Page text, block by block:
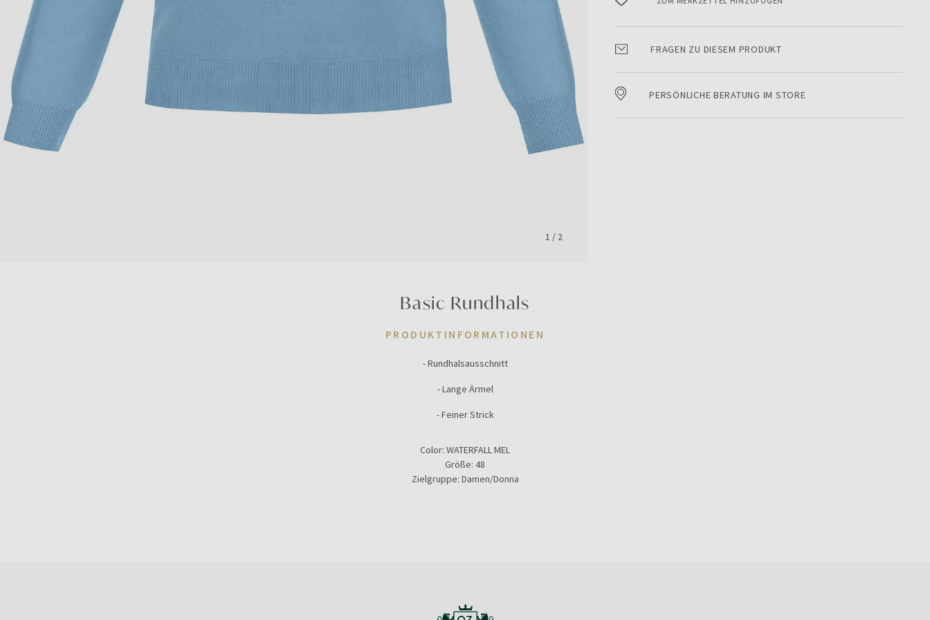
1 / 2
FRAGEN ZU DIESEM PRODUKT
PERSÖNLICHE BERATUNG IM STORE
Basic Rundhals
PRODUKTINFORMATIONEN
- Rundhalsausschnitt
- Lange Ärmel
- Feiner Strick
Color: WATERFALL MEL
Größe: 48
Zielgruppe: Damen/Donna